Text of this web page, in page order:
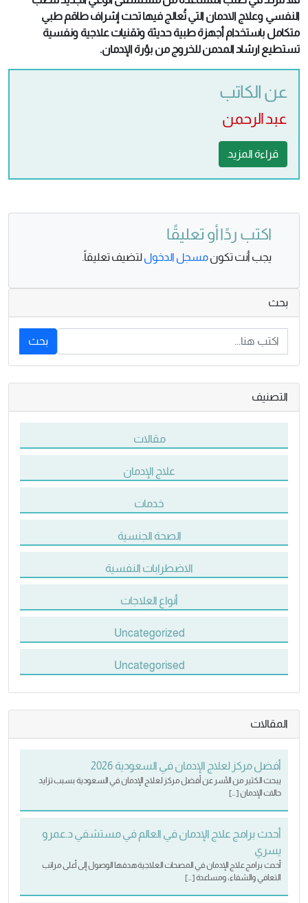
النفسي وعلاج الادمان التي تُعالج فيها تحت إشراف طاقم طبي
متكامل باستخدام أجهزة طبية حديثة وتقنيات علاجية ونفسية
تستطيع ارشاد المدمن للخروج من بؤرة الإدمان.
عن الكاتب
عبد الرحمن
قراءة المزيد
اكتب ردًا أو تعليقًا
يجب أنت تكونمسجل الدخوللتضيف تعليقاً.
بحث
بحث
التصنيف
مقالات
علاج الإدمان
خدمات
الصحة الجنسية
الاضطرابات النفسية
أنواع العلاجات
Uncategorized
Uncategorised
المقالات
أفضل مركز لعلاج الإدمان في السعودية 2026
يبحث الكثير من الأسر عن أفضل مركز لعلاج الإدمان في السعودية بسبب تزايد
حالات الإدمان […]
أحدث برامج علاج الإدمان في العالم في مستشفي د.عمرو
يسري
أحدث برامج علاج الإدمان في المصحات العلاجية هدفها الوصول إلى أعلى مراتب
التعافي والشفاء، ومساعدة […]